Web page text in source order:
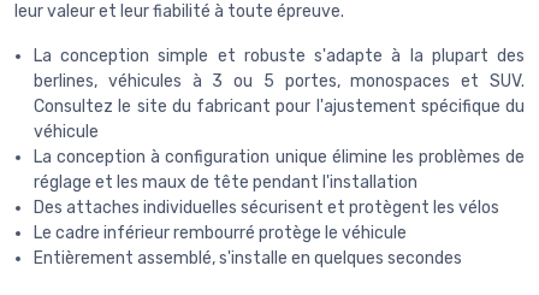
leur valeur et leur fiabilité à toute épreuve.
La conception simple et robuste s'adapte à la plupart des
berlines, véhicules à 3 ou 5 portes, monospaces et SUV.
Consultez le site du fabricant pour l'ajustement spécifique du
véhicule
La conception à configuration unique élimine les problèmes de
réglage et les maux de tête pendant l'installation
Des attaches individuelles sécurisent et protègent les vélos
Le cadre inférieur rembourré protège le véhicule
Entièrement assemblé, s'installe en quelques secondes